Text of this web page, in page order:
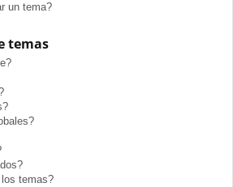
un tema?
temas
temas?